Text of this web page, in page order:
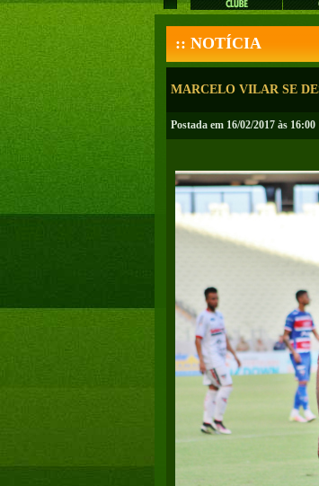
:: NOTÍCIA
MARCELO VILAR SE
Postada em 16/02/2017 às 16:00